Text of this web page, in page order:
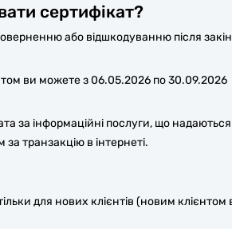
сертифікат?
або відшкодуванню після
ви можете з 06.05.2026 по 30.09.2026
за інформаційні послуги, що надаються
за транзакцію в інтернеті.
для нових клієнтів (новим